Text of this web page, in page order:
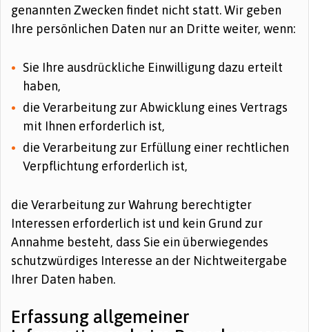
genannten Zwecken findet nicht statt. Wir geben
Ihre persönlichen Daten nur an Dritte weiter, wenn:
Sie Ihre ausdrückliche Einwilligung dazu erteilt
haben,
die Verarbeitung zur Abwicklung eines Vertrags
mit Ihnen erforderlich ist,
die Verarbeitung zur Erfüllung einer rechtlichen
Verpflichtung erforderlich ist,
die Verarbeitung zur Wahrung berechtigter
Interessen erforderlich ist und kein Grund zur
Annahme besteht, dass Sie ein überwiegendes
schutzwürdiges Interesse an der Nichtweitergabe
Ihrer Daten haben.
Erfassung allgemeiner